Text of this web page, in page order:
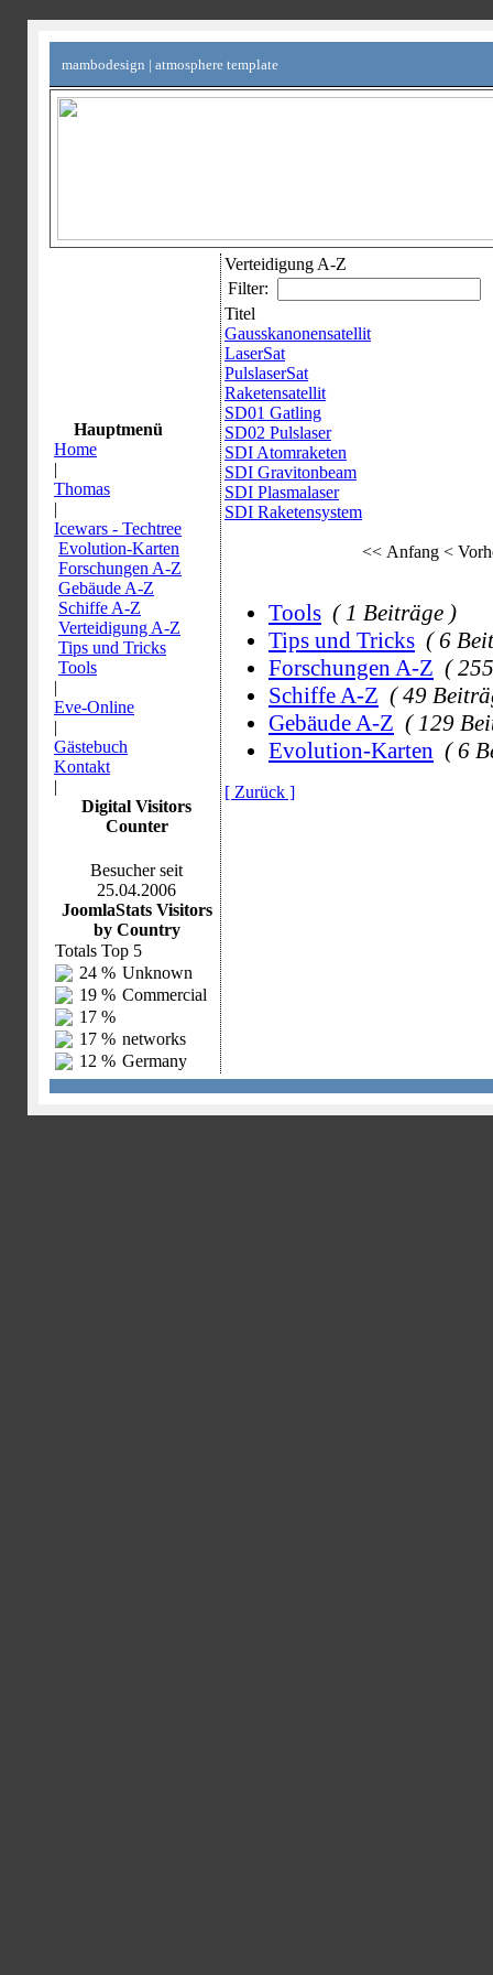
mambodesign | atmosphere template
Hauptmenü
Home
|
Thomas
|
Icewars - Techtree
Evolution-Karten
Forschungen A-Z
Gebäude A-Z
Schiffe A-Z
Verteidigung A-Z
Tips und Tricks
Tools
|
Eve-Online
|
Gästebuch
Kontakt
|
Digital Visitors
Counter
Besucher seit
25.04.2006
JoomlaStats Visitors
by Country
Totals Top 5
24 % Unknown
19 % Commercial
17 %
17 % networks
12 % Germany
Verteidigung A-Z
Filter:
Titel
Gausskanonensatellit
LaserSat
PulslaserSat
Raketensatellit
SD01 Gatling
SD02 Pulslaser
SDI Atomraketen
SDI Gravitonbeam
SDI Plasmalaser
SDI Raketensystem
<< Anfang <
Tools ( 1 Beiträge )
Tips und Tricks ( 6
Forschungen A-Z (
Schiffe A-Z ( 49
Gebäude A-Z ( 129
Evolution-Karten ( 6
[ Zurück ]